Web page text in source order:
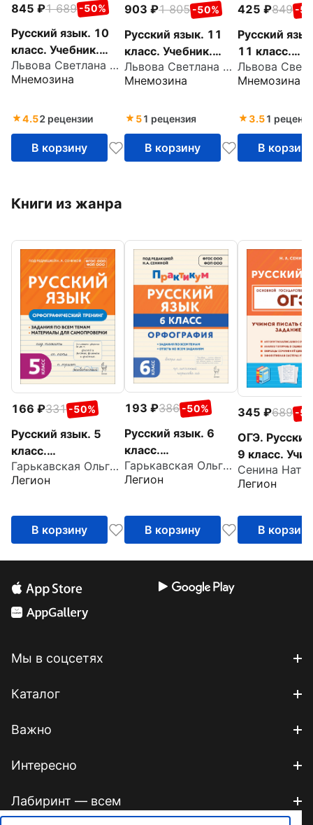
845 1 689 -50%
Русский язык. 10
класс. Учебник.
Базовый и
углубленный
Львова Светлана Ивановна
Мнемозина
4.52 рецензии
В корзину
903 1 805 -50%
Русский язык. 11
класс. Учебник.
Базовый и
углубленный
Львова Светлана Ивановна
Мнемозина
51 рецензия
В корзину
425 849 -
Русский
11 класс.
углубленный
уровни.
Мнемозина
3.51
В корзину
Книги из жанра
166 331 -50%
Русский язык. 5
класс.
Орфографический
тренинг
Гарькавская Ольга Геннадьевна
Легион
В корзину
193 386 -50%
Русский язык. 6
класс.
Орфография.
Практикум
Гарькавская Ольга Геннадьевна
Легион
В корзину
345 689 -
ОГЭ.
9 класс.
писать
Задание
Легион
В корзину
Мы в соцсетях
Каталог
Важно
Интересно
Лабиринт — всем